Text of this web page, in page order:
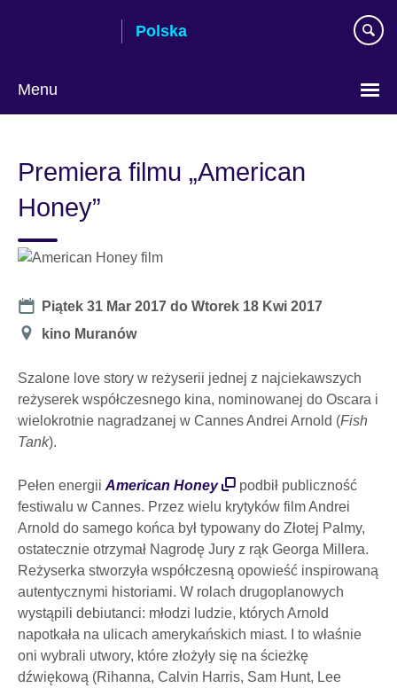
Polska
Menu
Premiera filmu „American
Honey”
Date
Piątek 31 Mar 2017 doWtorek 18 Kwi 2017
Miejsce
kino Muranów
Szalone love story w reżyserii jednej z najciekawszych
reżyserek współczesnego kina, nominowanej do Oscara i
wielokrotnie nagradzanej w Cannes Andrei Arnold (Fish
Tank).
Pełen energii American Honey
podbił publiczność
festiwalu w Cannes. Przez wielu krytyków film Andrei
Arnold do samego końca był typowany do Złotej Palmy,
ostatecznie otrzymał Nagrodę Jury z rąk Georga Millera.
Reżyserka stworzyła współczesną opowieść inspirowaną
autentycznymi historiami. W rolach drugoplanowych
wystąpili debiutanci: młodzi ludzie, których Arnold
napotkała na ulicach amerykańskich miast. I to właśnie
oni wybrali utwory, które złożyły się na ścieżkę
dźwiękową (Rihanna, Calvin Harris, Sam Hunt, Lee